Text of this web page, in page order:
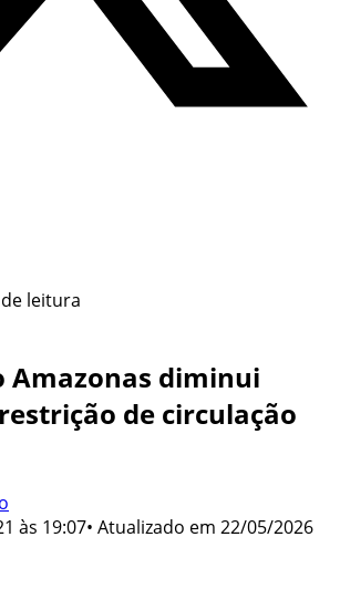
leitura
Amazonas diminui
de circulação
às 19:07• Atualizado em 22/05/2026